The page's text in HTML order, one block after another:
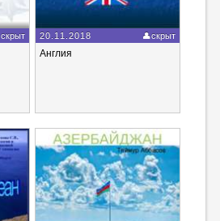
скрыт 20.11.2018 скрыт
Англия